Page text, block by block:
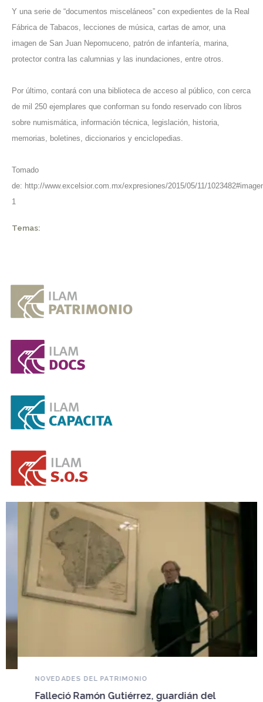
Y una serie de “documentos misceláneos” con expedientes de la Real
Fábrica de Tabacos, lecciones de música, cartas de amor, una
imagen de San Juan Nepomuceno, patrón de infantería, marina,
protector contra las calumnias y las inundaciones, entre otros.
Por último, contará con una biblioteca de acceso al público, con cerca
de mil 250 ejemplares que conforman su fondo reservado con libros
sobre numismática, información técnica, legislación, historia,
memorias, boletines, diccionarios y enciclopedias.
Tomado
de: http://www.excelsior.com.mx/expresiones/2015/05/11/
1
Temas:
NOVEDADES DEL PATRIMONIO
Falleció Ramón Gutiérrez, guardián del